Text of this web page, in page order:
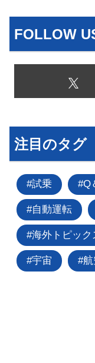
FOLLOW
注目のタグ
試乗 Q
自動運転
海外トピック
宇宙